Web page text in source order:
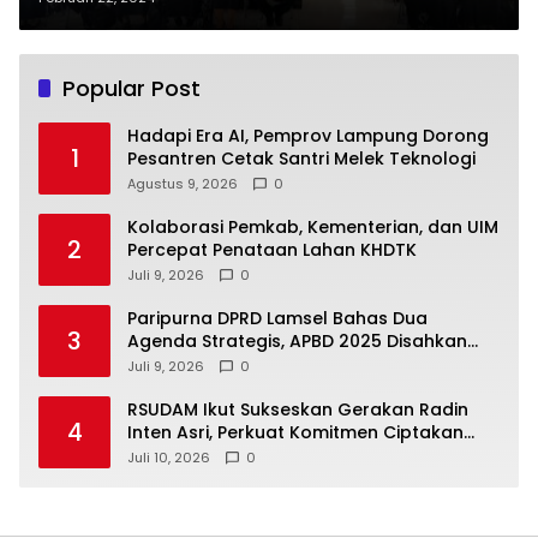
Popular Post
1
Hadapi Era AI, Pemprov Lampung Dorong
Pesantren Cetak Santri Melek Teknologi
Agustus 9, 2026 0
2
Kolaborasi Pemkab, Kementerian, dan UIM
Percepat Penataan Lahan KHDTK
Juli 9, 2026 0
3
Paripurna DPRD Lamsel Bahas Dua
Agenda Strategis, APBD 2025 Disahkan
dan KUA-PPAS 2027 Disampaikan
Juli 9, 2026 0
4
RSUDAM Ikut Sukseskan Gerakan Radin
Inten Asri, Perkuat Komitmen Ciptakan
Lingkungan Sehat
Juli 10, 2026 0